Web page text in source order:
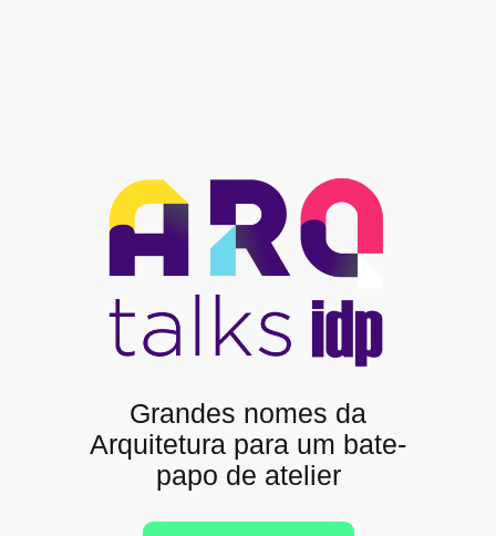
Grandes nomes da
Arquitetura para um bate-
papo de atelier